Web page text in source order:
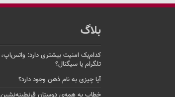
بلاگ
کدام‌یک امنیت بیشتری دارد: واتس‌اپ،
تلگرام یا سیگنال؟
آیا چیزی به نام ذهن وجود دارد؟